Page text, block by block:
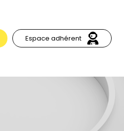
Espace adhérent